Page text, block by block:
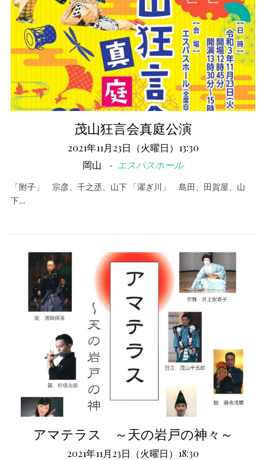
茂山狂言会真庭公演
2021年11月23日（火曜日）13:30
岡山
エスパスホール
「附子」 宗彦、千之丞、山下 「濯ぎ川」 島田、田賀屋、山
下…
アマテラス ～天の岩戸の神々～
2021年11月23日（火曜日）18:30